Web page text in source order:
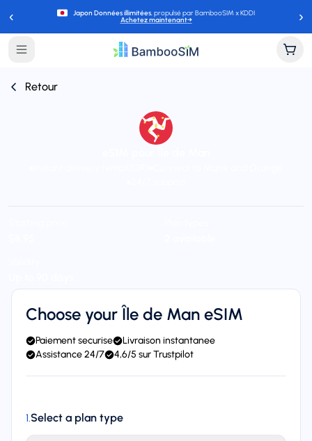
‹ Japon Données illimitées, propulsé par BambooSIM x KDDI
Achetez maintenant→ ›
Retour
Choose your Île de Man eSIM
Paiement securise
Livraison instantanee
Assistance 24/7
4,6/5 sur Trustpilot
1.Select a plan type